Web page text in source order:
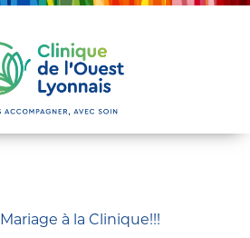
Mariage à la Clinique!!!